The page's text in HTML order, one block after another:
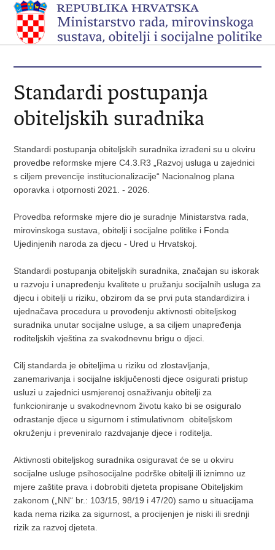
Standardi postupanja
obiteljskih suradnika
Standardi postupanja obiteljskih suradnika izrađeni su u okviru
provedbe reformske mjere C4.3.R3 „Razvoj usluga u zajednici
s ciljem prevencije institucionalizacije“ Nacionalnog plana
oporavka i otpornosti 2021. - 2026.
Provedba reformske mjere dio je suradnje Ministarstva rada,
mirovinskoga sustava, obitelji i socijalne politike i Fonda
Ujedinjenih naroda za djecu - Ured u Hrvatskoj.
Standardi postupanja obiteljskih suradnika, značajan su iskorak
u razvoju i unapređenju kvalitete u pružanju socijalnih usluga za
djecu i obitelji u riziku, obzirom da se prvi puta standardizira i
ujednačava procedura u provođenju aktivnosti obiteljskog
suradnika unutar socijalne usluge, a sa ciljem unapređenja
roditeljskih vještina za svakodnevnu brigu o djeci.
Cilj standarda je obiteljima u riziku od zlostavljanja,
zanemarivanja i socijalne isključenosti djece osigurati pristup
usluzi u zajednici usmjerenoj osnaživanju obitelji za
funkcioniranje u svakodnevnom životu kako bi se osiguralo
odrastanje djece u sigurnom i stimulativnom obiteljskom
okruženju i preveniralo razdvajanje djece i roditelja.
Aktivnosti obiteljskog suradnika osiguravat će se u okviru
socijalne usluge psihosocijalne podrške obitelji ili iznimno uz
mjere zaštite prava i dobrobiti djeteta propisane Obiteljskim
zakonom („NN“ br.: 103/15, 98/19 i 47/20) samo u situacijama
kada nema rizika za sigurnost, a procijenjen je niski ili srednji
rizik za razvoj djeteta.